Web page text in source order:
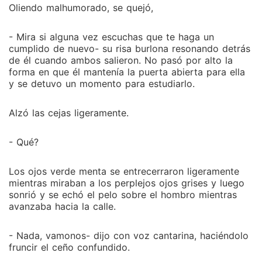
Oliendo malhumorado, se quejó,
- Mira si alguna vez escuchas que te haga un
cumplido de nuevo- su risa burlona resonando detrás
de él cuando ambos salieron. No pasó por alto la
forma en que él mantenía la puerta abierta para ella
y se detuvo un momento para estudiarlo.
Alzó las cejas ligeramente.
- Qué?
Los ojos verde menta se entrecerraron ligeramente
mientras miraban a los perplejos ojos grises y luego
sonrió y se echó el pelo sobre el hombro mientras
avanzaba hacia la calle.
- Nada, vamonos- dijo con voz cantarina, haciéndolo
fruncir el ceño confundido.